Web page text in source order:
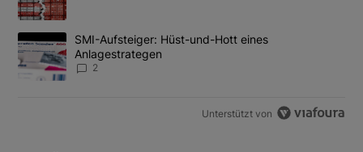
Ein Trendartikel mit dem Titel "SMI-Aufsteiger: Hüst-und-Hott
SMI-Aufsteiger: Hüst-und-Hott eines
Anlagestrategen
2
Unterstützt von